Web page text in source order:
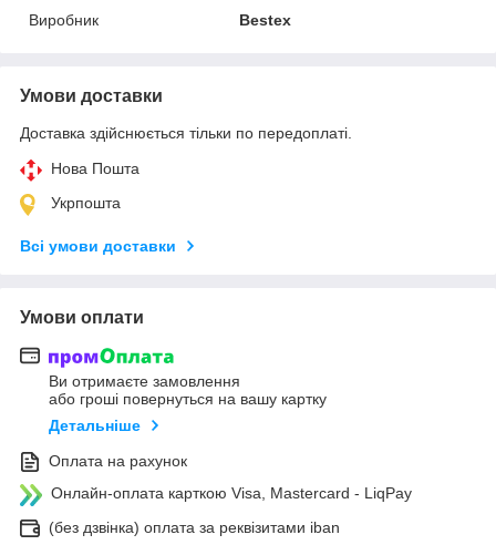
Виробник
Bestex
Умови доставки
Доставка здійснюється тільки по передоплаті.
Нова Пошта
Укрпошта
Всі умови доставки
Умови оплати
Ви отримаєте замовлення
або гроші повернуться на вашу картку
Детальніше
Оплата на рахунок
Онлайн-оплата карткою Visa, Mastercard - LiqPay
(без дзвінка) оплата за реквізитами iban